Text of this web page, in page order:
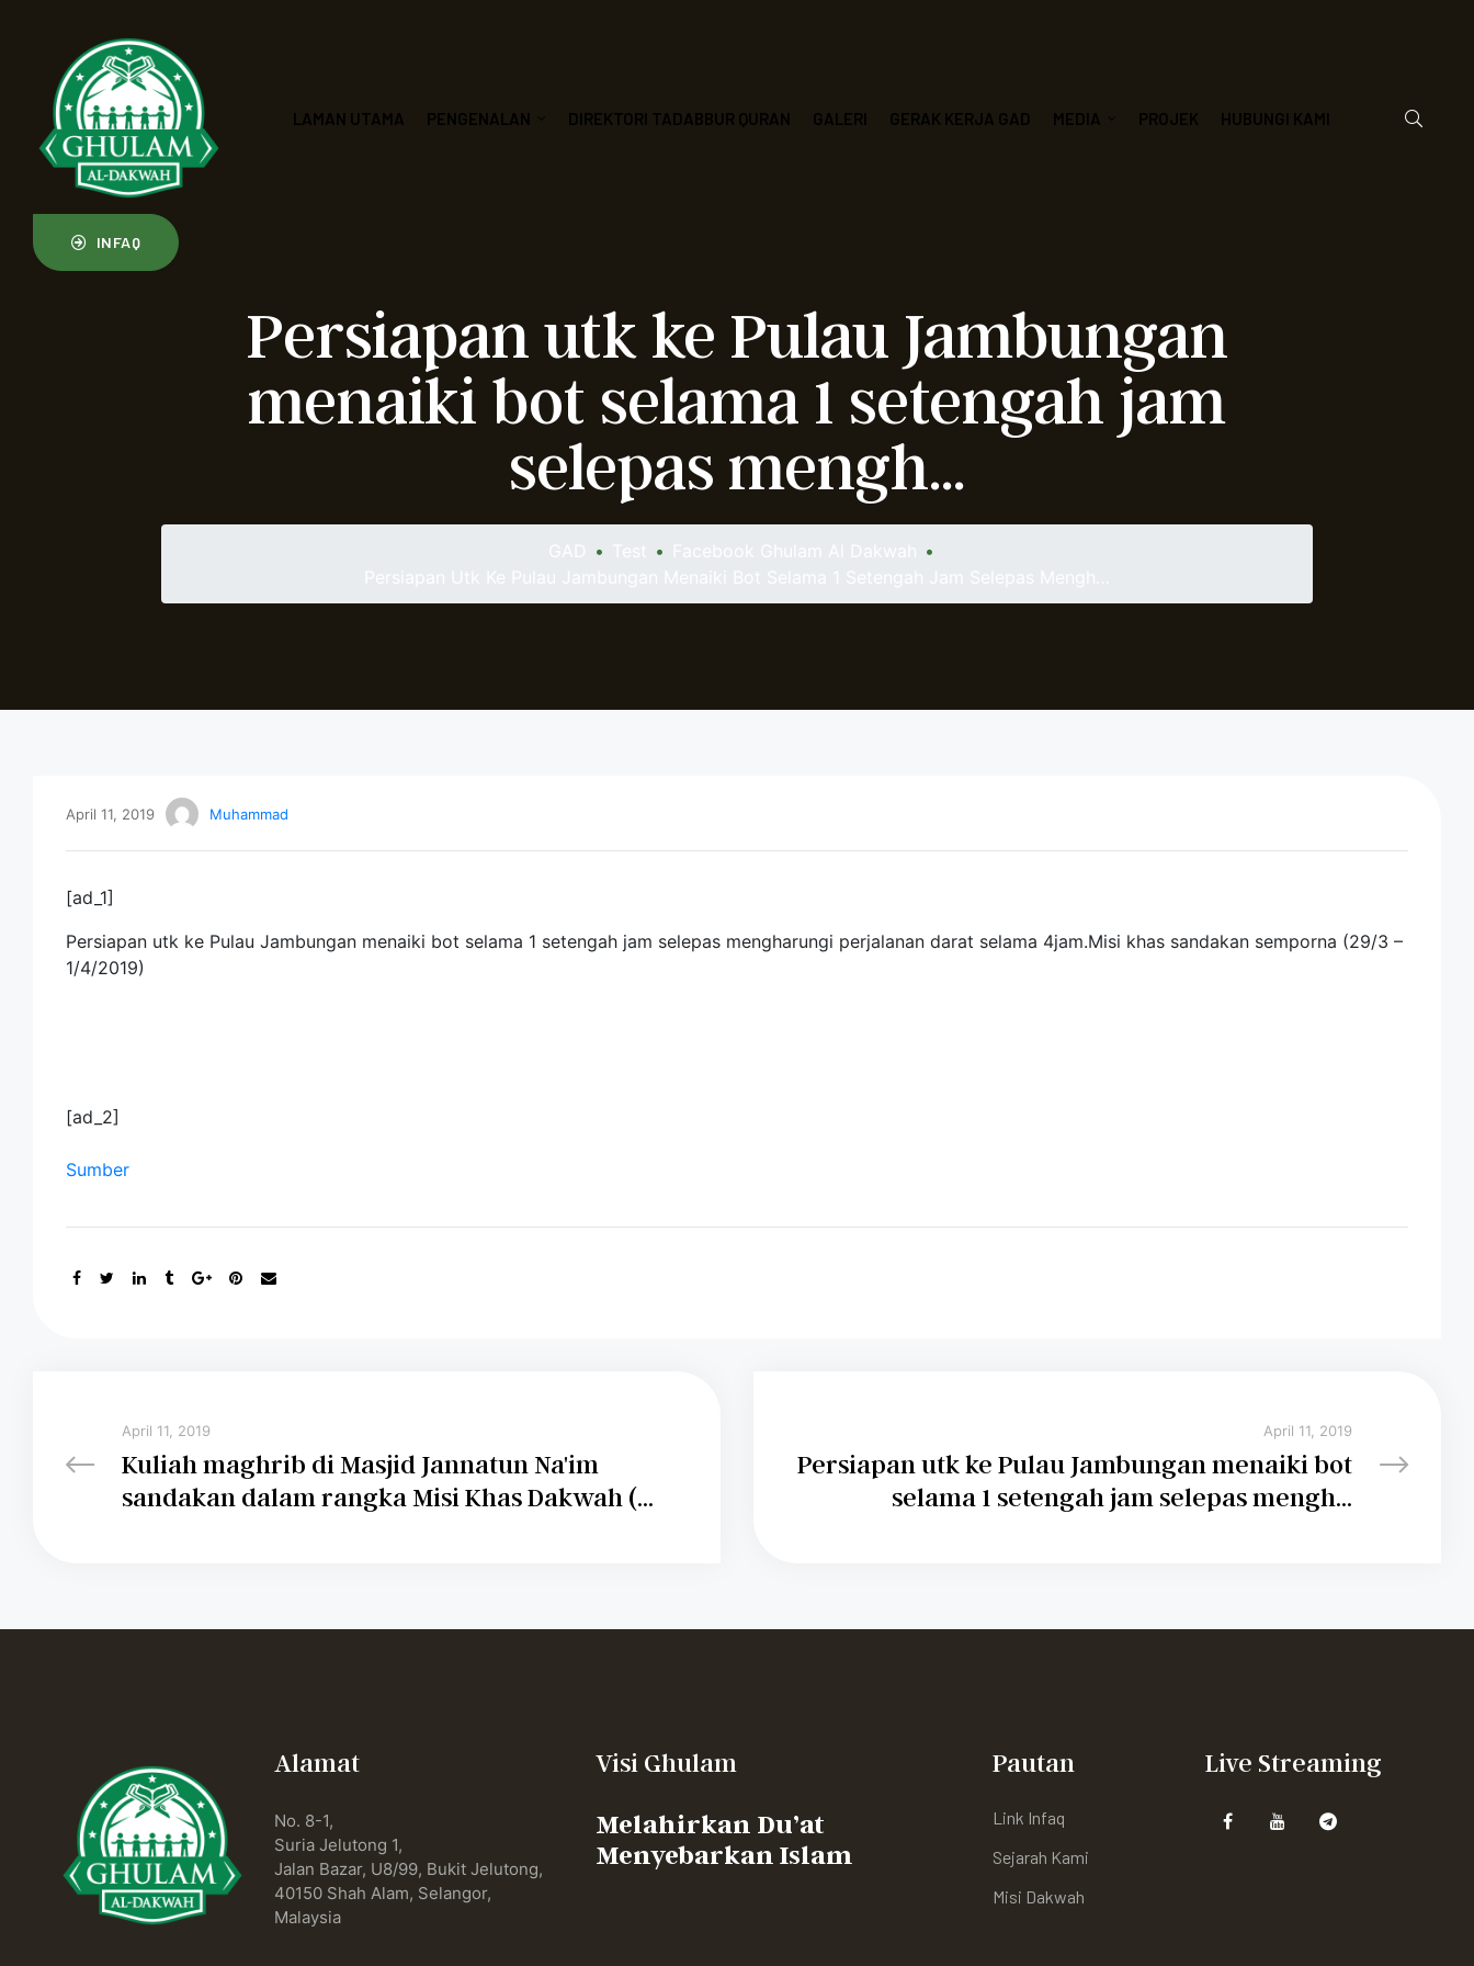
LAMAN UTAMA PENGENALAN DIREKTORI TADABBUR QURAN GALERI GERAK KERJA GAD MEDIA PROJEK HUBUNGI KAMI
INFAQ
Persiapan utk ke Pulau Jambungan
menaiki bot selama 1 setengah jam
selepas mengh…
• •
•
April 11, 2019 Muhammad
[ad_1]
Persiapan utk ke Pulau Jambungan menaiki bot selama 1 setengah jam selepas mengharungi perjalanan darat selama 4jam.Misi khas sandakan semporna (29/3 –
1/4/2019)
[ad_2]
Sumber
April 11, 2019
Kuliah maghrib di Masjid Jannatun Na'im
sandakan dalam rangka Misi Khas Dakwah (...
April 11, 2019
Persiapan utk ke Pulau Jambungan menaiki bot
selama 1 setengah jam selepas mengh...
Alamat
No. 8-1,
Suria Jelutong 1,
Jalan Bazar, U8/99, Bukit Jelutong,
40150 Shah Alam, Selangor,
Malaysia
Visi Ghulam
Melahirkan Du’at
Menyebarkan Islam
Pautan
Link Infaq
Sejarah Kami
Misi Dakwah
Live Streaming